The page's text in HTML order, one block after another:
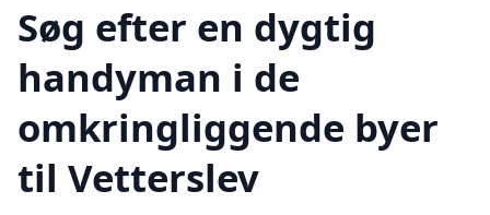
Søg efter en dygtig
handyman i de
omkringliggende byer
til Vetterslev